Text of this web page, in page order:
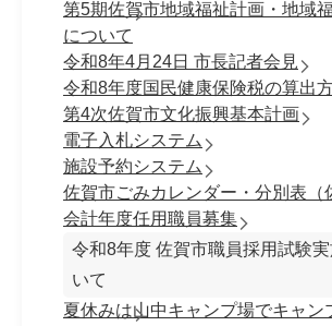
第5期佐賀市地域福祉計画・地域
について
令和8年4月24日 市長記者会見
令和8年度国民健康保険税の算出
第4次佐賀市文化振興基本計画
電子入札システム
施設予約システム
佐賀市ごみカレンダー・分別表（
会計年度任用職員募集
令和8年度 佐賀市職員採⽤試験
いて
夏休みは山中キャンプ場でキャン